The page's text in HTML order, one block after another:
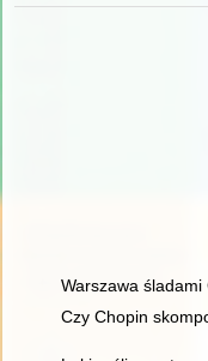
Warszawa
Czy Chopin